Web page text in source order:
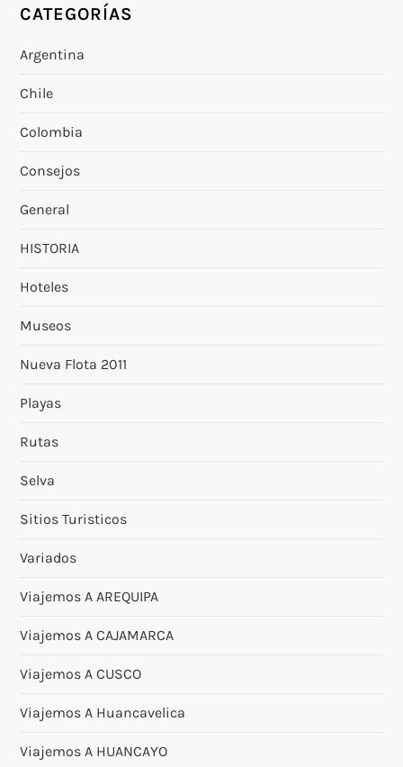
CATEGORÍAS
Argentina
Chile
Colombia
Consejos
General
HISTORIA
Hoteles
Museos
Nueva Flota 2011
Playas
Rutas
Selva
Sitios Turisticos
Variados
Viajemos A AREQUIPA
Viajemos A CAJAMARCA
Viajemos A CUSCO
Viajemos A Huancavelica
Viajemos A HUANCAYO